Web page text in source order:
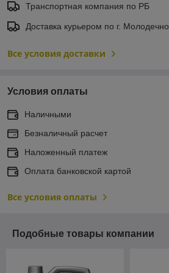
Транспортная компания по РБ
Доставка курьером по г. Молодечно
Все условия доставки
Условия оплаты
Наличными
Безналичный расчет
Наложенный платеж
Оплата банковской картой
Все условия оплаты
Подобные товары компании